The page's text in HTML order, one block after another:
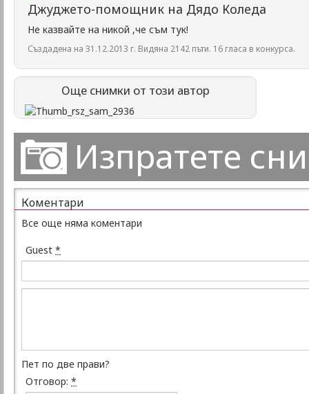
Джуджето-помощник на Дядо Коледа
Не казвайте на никой ,че съм тук!
Създадена на 31.12.2013 г. Видяна 2142 пъти. 16 гласа в конкурса.
Още снимки от този автор
Изпратете
Коментари
Все още няма коментари
Guest *
Пет по две прави?
Отговор: *